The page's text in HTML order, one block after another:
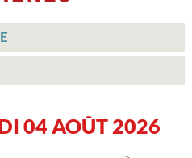
04 AOÛT 2026